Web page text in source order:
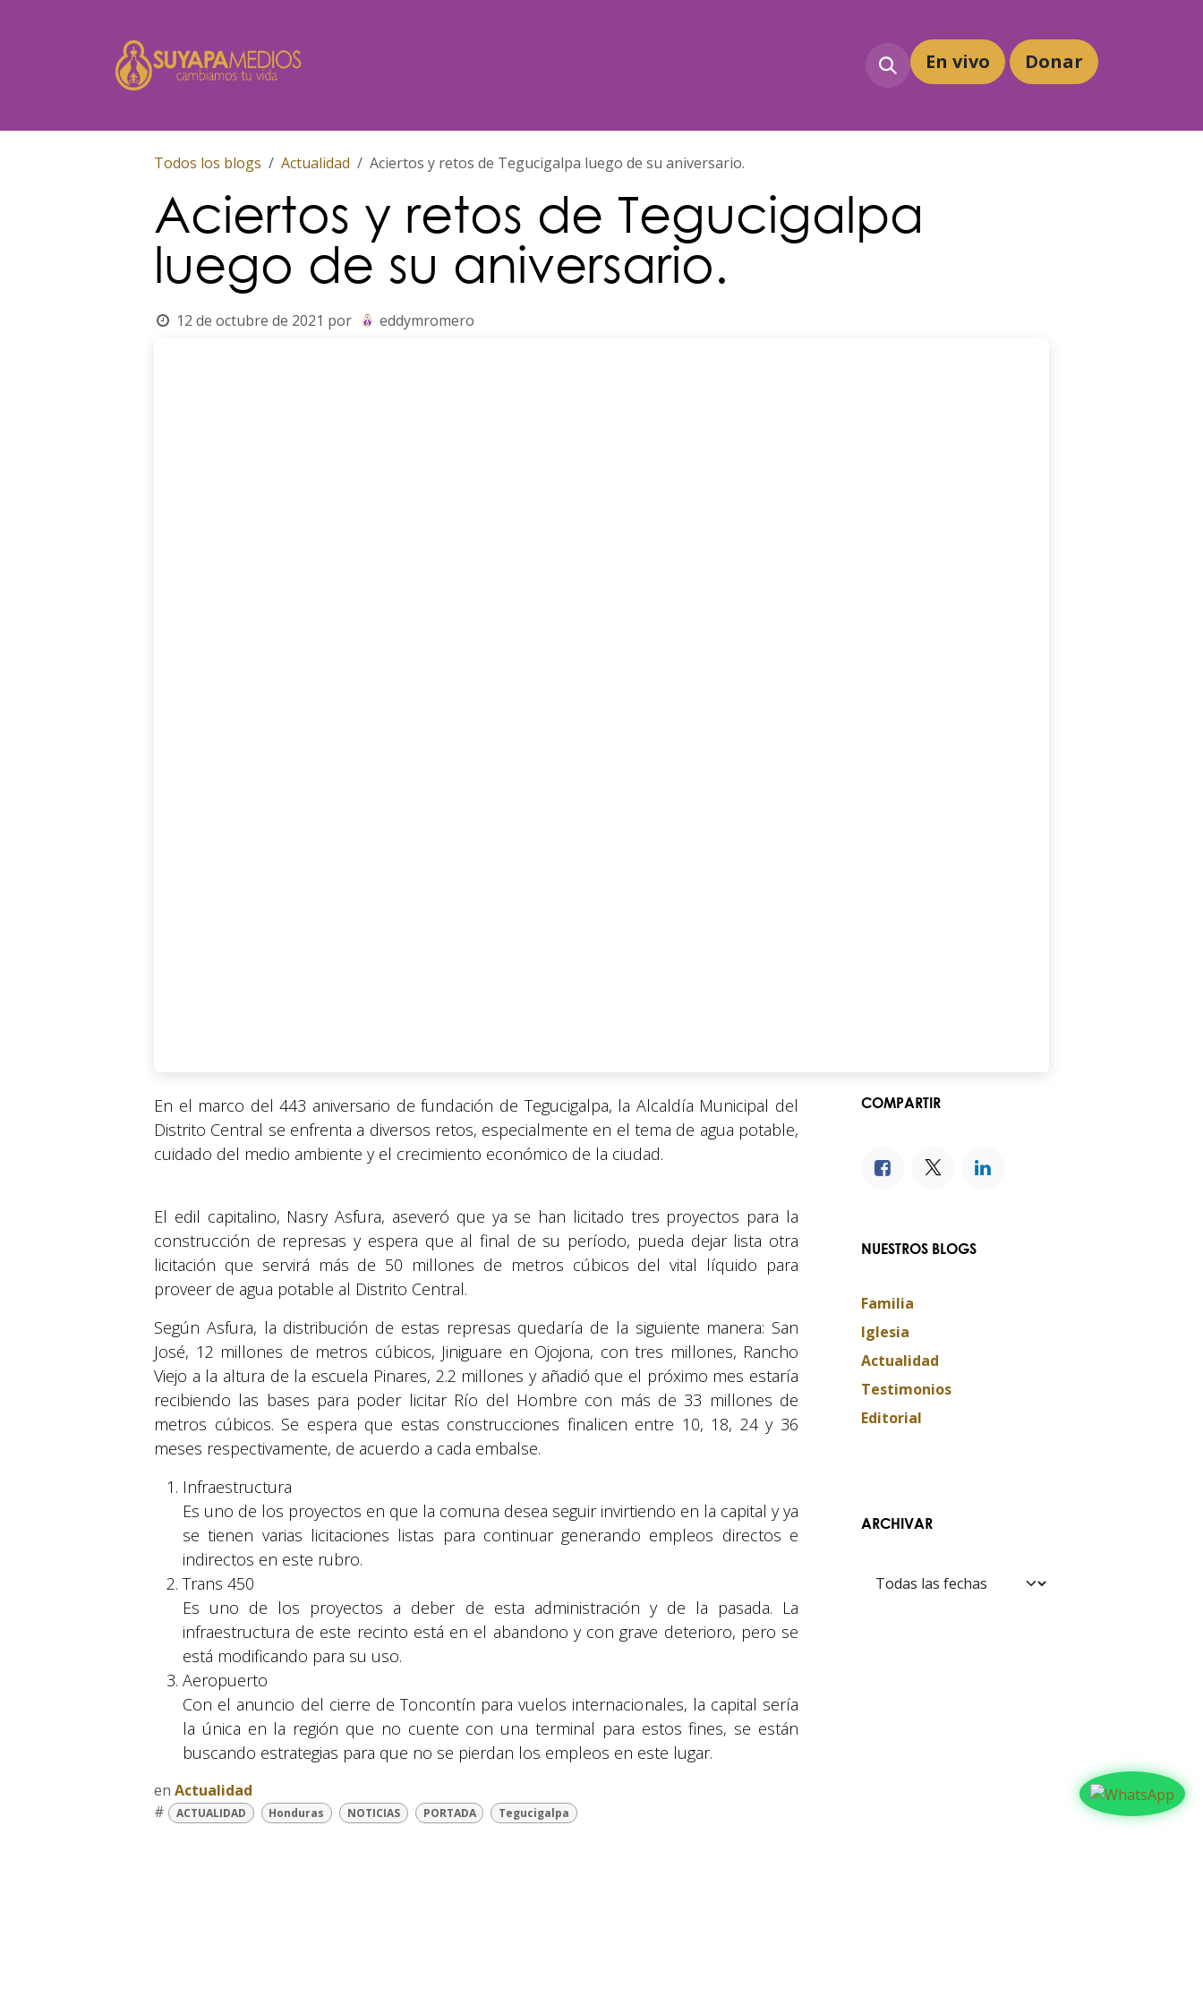
En vivo Donar
Todos los blogs Actualidad Aciertos y retos de Tegucigalpa luego de su aniversario.
Aciertos y retos de Tegucigalpa
luego de su aniversario.
12 de octubre de 2021 por eddymromero
En el marco del 443 aniversario de fundación de Tegucigalpa, la Alcaldía Municipal del
Distrito Central se enfrenta a diversos retos, especialmente en el tema de agua potable,
cuidado del medio ambiente y el crecimiento económico de la ciudad.
El edil capitalino, Nasry Asfura, aseveró que ya se han licitado tres proyectos para la
construcción de represas y espera que al final de su período, pueda dejar lista otra
licitación que servirá más de 50 millones de metros cúbicos del vital líquido para
proveer de agua potable al Distrito Central.
Según Asfura, la distribución de estas represas quedaría de la siguiente manera: San
José, 12 millones de metros cúbicos, Jiniguare en Ojojona, con tres millones, Rancho
Viejo a la altura de la escuela Pinares, 2.2 millones y añadió que el próximo mes estaría
recibiendo las bases para poder licitar Río del Hombre con más de 33 millones de
metros cúbicos. Se espera que estas construcciones finalicen entre 10, 18, 24 y 36
meses respectivamente, de acuerdo a cada embalse.
Infraestructura
Es uno de los proyectos en que la comuna desea seguir invirtiendo en la capital y ya
se tienen varias licitaciones listas para continuar generando empleos directos e
indirectos en este rubro.
Trans 450
Es uno de los proyectos a deber de esta administración y de la pasada. La
infraestructura de este recinto está en el abandono y con grave deterioro, pero se
está modificando para su uso.
Aeropuerto
Con el anuncio del cierre de Toncontín para vuelos internacionales, la capital sería
la única en la región que no cuente con una terminal para estos fines, se están
buscando estrategias para que no se pierdan los empleos en este lugar.
en Actualidad
#
ACTUALIDAD Honduras NOTICIAS PORTADA Tegucigalpa
COMPARTIR
NUESTROS BLOGS
Familia
Iglesia
Actualidad
Testimonios
Editorial
ARCHIVAR
Contáctanos​​
Suyapa Medios, es una multiplataforma de
y la Comunicación Social.
© 2026 Suyapa Medios. Todos los derechos reservados.